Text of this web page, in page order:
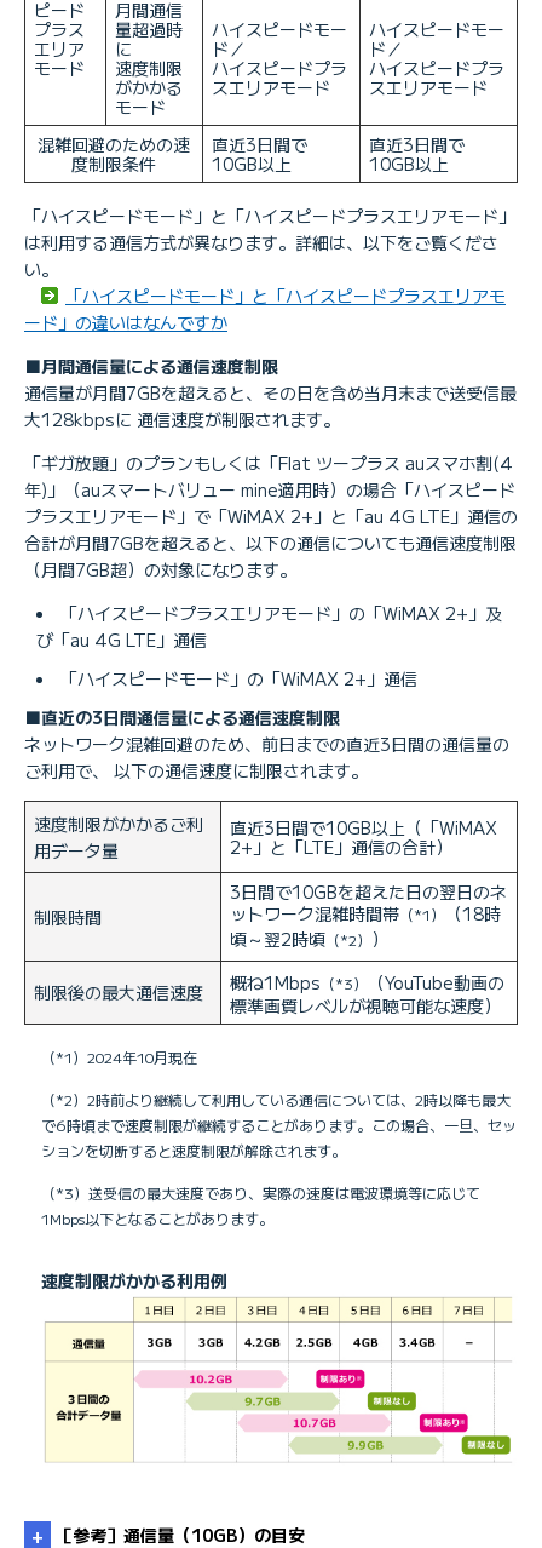
ピード
プラス
エリア
モード
月間通信
量超過時
に
速度制限
がかかる
モード
ハイスピードモー
ド／
ハイスピードプラ
スエリアモード
ハイスピードモー
ド／
ハイスピードプラ
スエリアモード
混雑回避のための速
度制限条件
直近3日間で
10GB以上
直近3日間で
10GB以上
「ハイスピードモード」と「ハイスピードプラスエリアモード」
は利用する通信方式が異なります。詳細は、以下をご覧くださ
い。
「ハイスピードモード」と「ハイスピードプラスエリアモ
ード」の違いはなんですか
■月間通信量による通信速度制限
通信量が月間7GBを超えると、その日を含め当月末まで送受信最
大128kbpsに 通信速度が制限されます。
「ギガ放題」のプランもしくは「Flat ツープラス auスマホ割(4
年)」（auスマートバリュー mine適用時）の場合「ハイスピード
プラスエリアモード」で「WiMAX 2+」と「au 4G LTE」通信の
合計が月間7GBを超えると、以下の通信についても通信速度制限
（月間7GB超）の対象になります。
「ハイスピードプラスエリアモード」の「WiMAX 2+」及
び「au 4G LTE」通信
「ハイスピードモード」の「WiMAX 2+」通信
■直近の3日間通信量による通信速度制限
ネットワーク混雑回避のため、前日までの直近3日間の通信量の
ご利用で、 以下の通信速度に制限されます。
速度制限がかかるご利
用データ量
直近3日間で10GB以上（「WiMAX
2+」と「LTE」通信の合計）
制限時間
3日間で10GBを超えた日の翌日のネ
ットワーク混雑時間帯 （*1）
（18時
頃～翌2時頃 （*2） ）
制限後の最大通信速度 概ね1Mbps （*3）
（YouTube動画の
標準画質レベルが視聴可能な速度）
（*1）2024年10月現在
（*2）2時前より継続して利用している通信については、2時以降も最大
で6時頃まで速度制限が継続することがあります。この場合、一旦、セッ
ションを切断すると速度制限が解除されます。
（*3）送受信の最大速度であり、実際の速度は電波環境等に応じて
1Mbps以下となることがあります。
速度制限がかかる利用例
［参考］通信量（10GB）の目安